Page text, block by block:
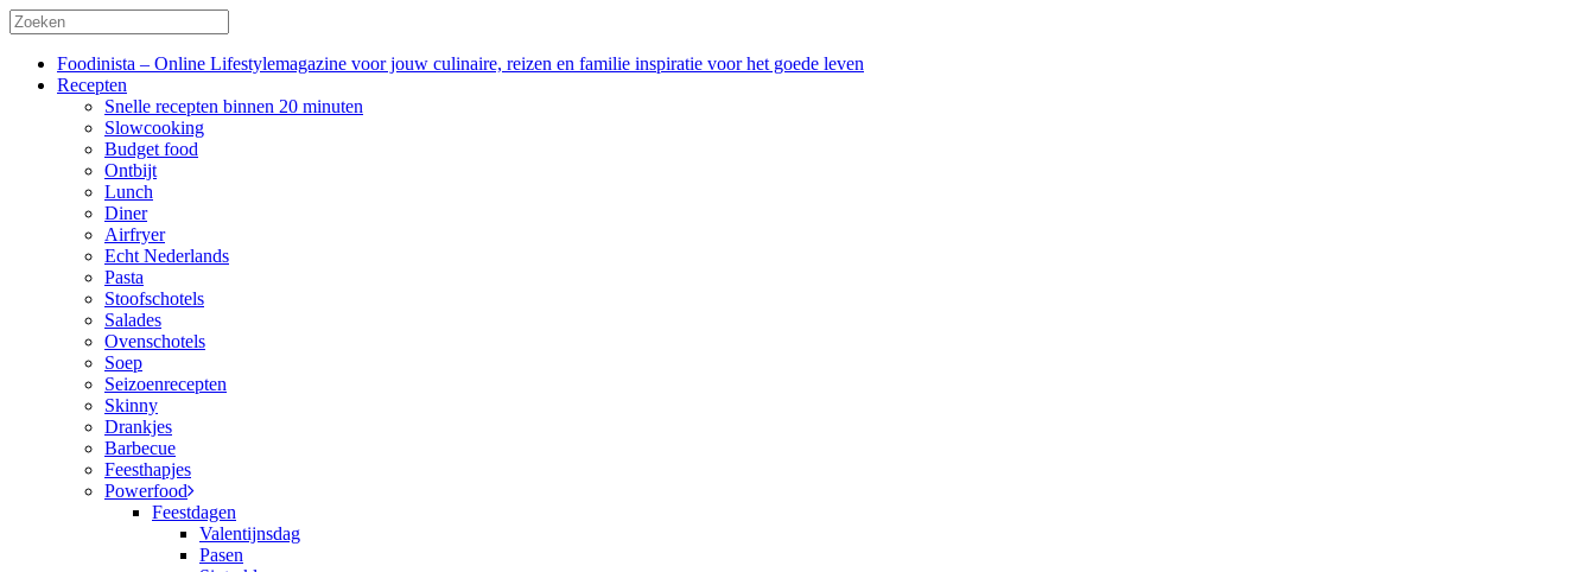
Foodinista – Online Lifestylemagazine voor jouw culinaire, reizen en familie inspiratie voor het goede leven
Recepten
Snelle recepten binnen 20 minuten
Slowcooking
Budget food
Ontbijt
Lunch
Diner
Airfryer
Echt Nederlands
Pasta
Stoofschotels
Salades
Ovenschotels
Soep
Seizoenrecepten
Skinny
Drankjes
Barbecue
Feesthapjes
Powerfood
Feestdagen
Valentijnsdag
Pasen